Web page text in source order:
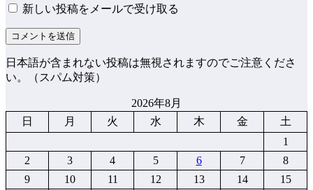
新しい投稿をメールで受け取る
日本語が含まれない投稿は無視されますのでご注意くださ
い。（スパム対策）
2026年8月
日
月 火 水 木 金
土
1
2
3 4 5 6 7
8
9
10 11 12 13 14
15